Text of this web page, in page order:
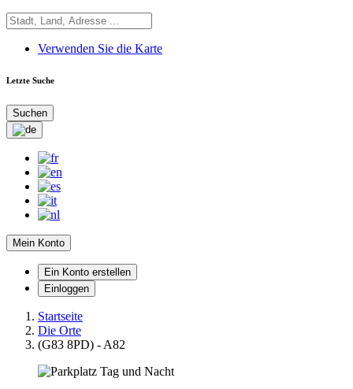
Verwenden Sie die Karte
Letzte Suche
Suchen
Mein Konto
Ein Konto erstellen
Einloggen
Startseite
Die Orte
(G83 8PD) - A82